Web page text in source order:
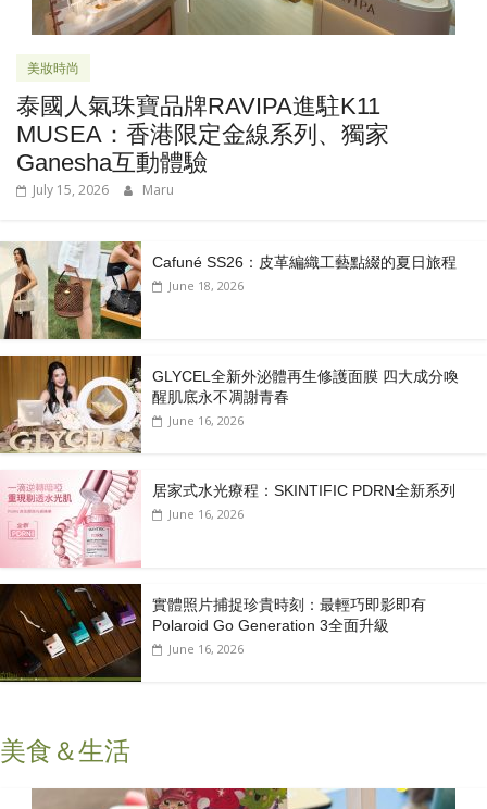
美妝時尚
泰國人氣珠寶品牌RAVIPA進駐K11
MUSEA：香港限定金線系列、獨家
Ganesha互動體驗
July 15, 2026 Maru
Cafuné SS26：皮革編織工藝點綴的夏日旅程
June 18, 2026
GLYCEL全新外泌體再生修護面膜 四大成分喚
醒肌底永不凋謝青春
June 16, 2026
居家式水光療程：SKINTIFIC PDRN全新系列
June 16, 2026
實體照片捕捉珍貴時刻：最輕巧即影即有
Polaroid Go Generation 3全面升級
June 16, 2026
美食＆生活